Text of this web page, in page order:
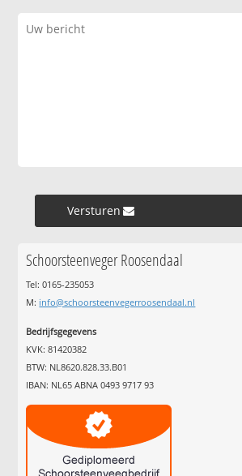
Versturen »
Schoorsteenveger Roosendaal
Tel: 0165-235053
M: info@schoorsteenvegerroosendaal.nl
Bedrijfsgegevens
KVK: 81420382
BTW: NL8620.828.33.B01
IBAN: NL65 ABNA 0493 9717 93